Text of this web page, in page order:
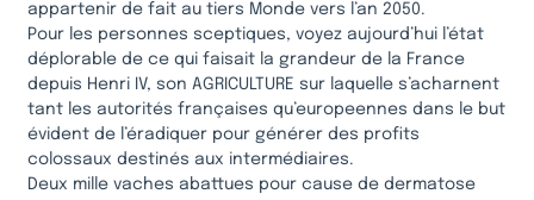
appartenir de fait au tiers Monde vers l’an 2050.
Pour les personnes sceptiques, voyez aujourd’hui l’état
déplorable de ce qui faisait la grandeur de la France
depuis Henri IV, son AGRICULTURE sur laquelle s’acharnent
tant les autorités françaises qu’europeennes dans le but
évident de l’éradiquer pour générer des profits
colossaux destinés aux intermédiaires.
Deux mille vaches abattues pour cause de dermatose